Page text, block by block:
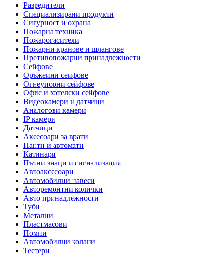
Разредители
Специализирани продукти
Сигурност и охрана
Пожарна техника
Пожарогасители
Пожарни кранове и шлангове
Противопожарни принадлежности
Сейфове
Оръжейни сейфове
Огнеупорни сейфове
Офис и хотелски сейфове
Видеокамери и датчици
Аналогови камери
IP камери
Датчици
Аксесоари за врати
Панти и автомати
Катинари
Пътни знаци и сигнализация
Автоаксесоари
Автомобилни навеси
Авторемонтни колички
Авто принадлежности
Туби
Метални
Пластмасови
Помпи
Автомобилни колани
Тестери